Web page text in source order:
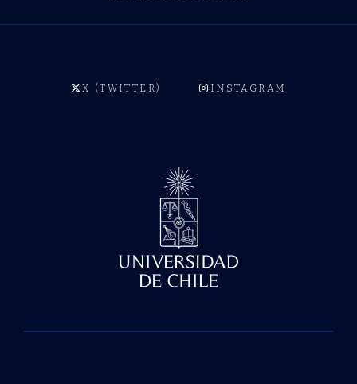
X (TWITTER) INSTAGRAM